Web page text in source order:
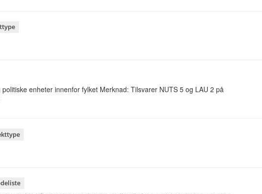
enheter innenfor fylket Merknad: Tilsvarer NUTS 5 og LAU 2 på